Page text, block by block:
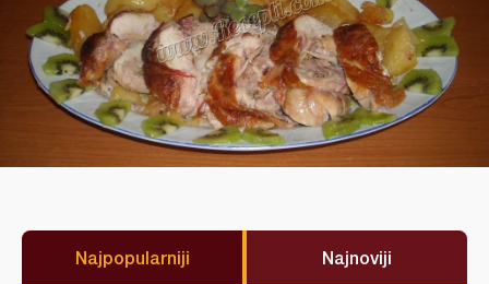
Najpopularniji Najnoviji